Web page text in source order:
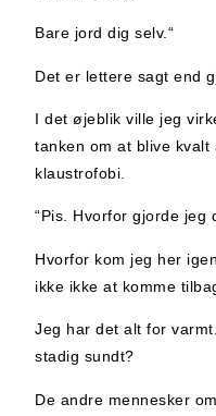
Bare jord dig selv.“
Det er lettere sagt end
I det øjeblik ville jeg
tanken om at blive
klaustrofobi.
“Pis. Hvorfor gjorde jeg
Hvorfor kom jeg her
ikke ikke at komme
Jeg har det alt for
stadig sundt?
De andre mennesker